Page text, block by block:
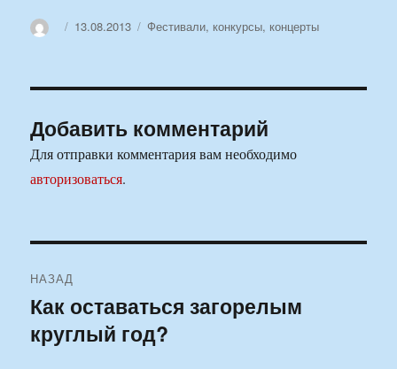
АвторОпубликовано
13.08.2013 Рубрики
Фестивали, конкурсы, концерты
Добавить комментарий
Для отправки комментария вам необходимо
авторизоваться.
по
записям
НАЗАД
Предыдущая
запись:
Как оставаться загорелым
круглый год?